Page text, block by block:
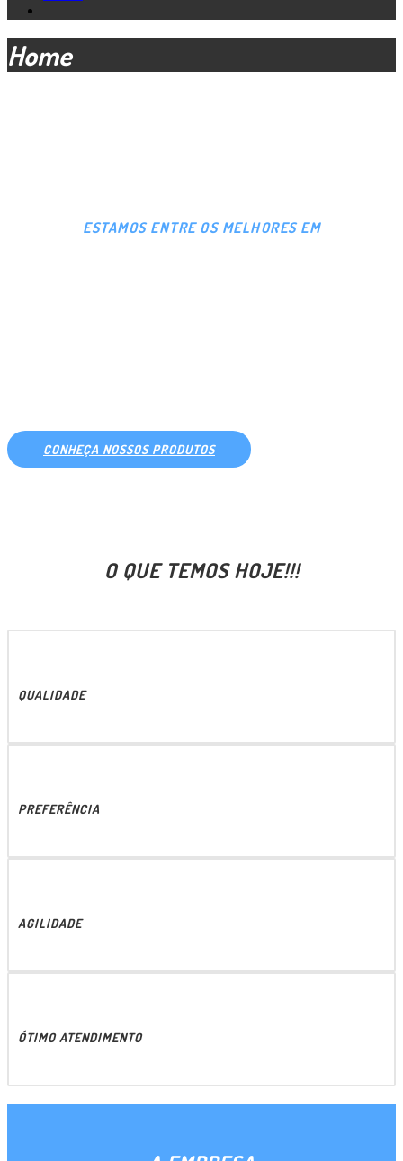
Home
ESTAMOS ENTRE OS MELHORES EM
CONHEÇA NOSSOS PRODUTOS
O QUE TEMOS HOJE!!!
QUALIDADE
PREFERÊNCIA
AGILIDADE
ÓTIMO ATENDIMENTO